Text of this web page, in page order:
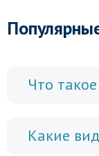
Что
Какие